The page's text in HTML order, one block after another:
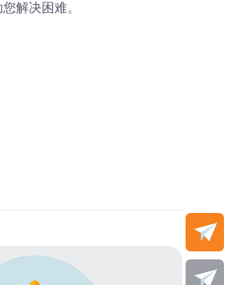
解决困难。